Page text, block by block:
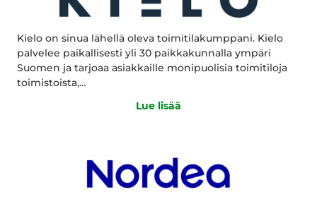
Kielo on sinua lähellä oleva toimitilakumppani. Kielo
palvelee paikallisesti yli 30 paikkakunnalla ympäri
Suomen ja tarjoaa asiakkaille monipuolisia toimitiloja
toimistoista,…
Lue lisää